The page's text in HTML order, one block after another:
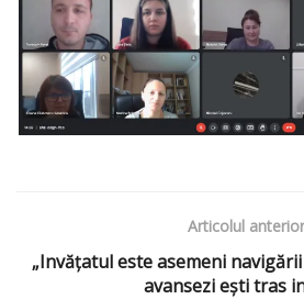
Articolul anterior
„Invățatul este asemeni
avansezi ești tras